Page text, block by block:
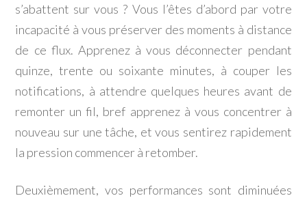
s’abattent sur vous ? Vous l’êtes d’abord par votre
incapacité à vous préserver des moments à distance
de ce flux. Apprenez à vous déconnecter pendant
quinze, trente ou soixante minutes, à couper les
notifications, à attendre quelques heures avant de
remonter un fil, bref apprenez à vous concentrer à
nouveau sur une tâche, et vous sentirez rapidement
la pression commencer à retomber.
Deuxièmement, vos performances sont diminuées